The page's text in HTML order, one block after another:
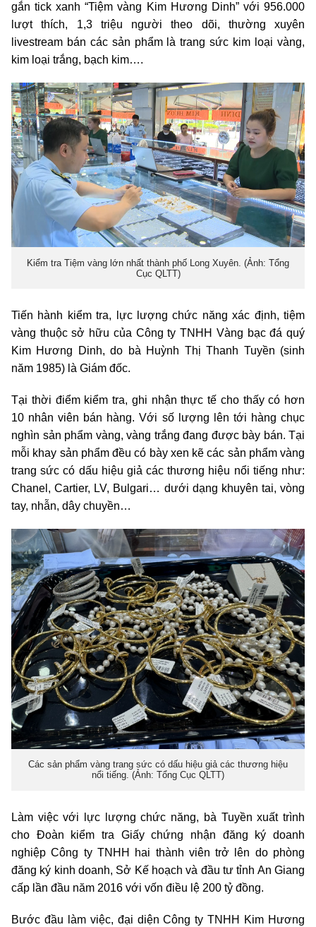
gắn tick xanh “Tiệm vàng Kim Hương Dinh” với 956.000
lượt thích, 1,3 triệu người theo dõi, thường xuyên
livestream bán các sản phẩm là trang sức kim loại vàng,
kim loại trắng, bạch kim….
Kiểm tra Tiệm vàng lớn nhất thành phố Long Xuyên. (Ảnh: Tổng
Cục QLTT)
Tiến hành kiểm tra, lực lượng chức năng xác định, tiệm
vàng thuộc sở hữu của Công ty TNHH Vàng bạc đá quý
Kim Hương Dinh, do bà Huỳnh Thị Thanh Tuyền (sinh
năm 1985) là Giám đốc.
Tại thời điểm kiểm tra, ghi nhận thực tế cho thấy có hơn
10 nhân viên bán hàng. Với số lượng lên tới hàng chục
nghìn sản phẩm vàng, vàng trắng đang được bày bán. Tại
mỗi khay sản phẩm đều có bày xen kẽ các sản phẩm vàng
trang sức có dấu hiệu giả các thương hiệu nổi tiếng như:
Chanel, Cartier, LV, Bulgari… dưới dạng khuyên tai, vòng
tay, nhẫn, dây chuyền…
Các sản phẩm vàng trang sức có dấu hiệu giả các thương hiệu
nổi tiếng. (Ảnh: Tổng Cục QLTT)
Làm việc với lực lượng chức năng, bà Tuyền xuất trình
cho Đoàn kiểm tra Giấy chứng nhận đăng ký doanh
nghiệp Công ty TNHH hai thành viên trở lên do phòng
đăng ký kinh doanh, Sở Kế hoạch và đầu tư tỉnh An Giang
cấp lần đầu năm 2016 với vốn điều lệ 200 tỷ đồng.
Bước đầu làm việc, đại diện Công ty TNHH Kim Hương